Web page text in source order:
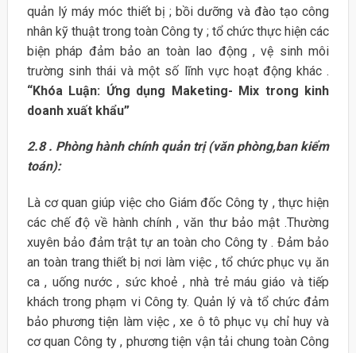
quản lý máy móc thiết bị ; bồi dưỡng và đào tạo công
nhân kỹ thuật trong toàn Công ty ; tổ chức thực hiện các
biện pháp đảm bảo an toàn lao động , vệ sinh môi
trường sinh thái và một số lĩnh vực hoạt động khác .
“Khóa Luận: Ứng dụng Maketing- Mix trong kinh
doanh xuất khẩu”
2.8 . Phòng hành chính quản trị (văn phòng,ban kiểm
toán):
Là cơ quan giúp việc cho Giám đốc Công ty , thực hiện
các chế độ về hành chính , văn thư bảo mật .Thường
xuyên bảo đảm trật tự an toàn cho Công ty . Đảm bảo
an toàn trang thiết bị nơi làm việc , tổ chức phục vụ ăn
ca , uống nước , sức khoẻ , nhà trẻ máu giáo và tiếp
khách trong phạm vi Công ty. Quản lý và tổ chức đảm
bảo phương tiện làm việc , xe ô tô phục vụ chỉ huy và
cơ quan Công ty , phương tiện vận tải chung toàn Công